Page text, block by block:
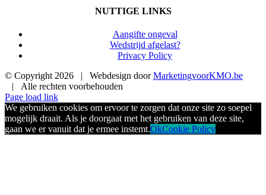
NUTTIGE LINKS
Aangifte ongeval
Wedstrijd afgelast?
Privacy Policy
© Copyright 2026 | Webdesign doorMarketingvoorKMO.be
| Alle rechten voorbehouden
Page load link
We gebruiken cookies om ervoor te zorgen dat onze site zo soepel
mogelijk draait. Als je doorgaat met het gebruiken van deze site,
gaan we er vanuit dat je ermee instemt.OkCookie Policy